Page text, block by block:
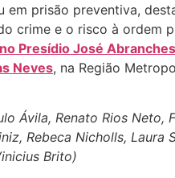
em prisão preventiva,
crime e o risco à ordem
no Presídio José
Neves, na Região
Ávila, Renato Rios Neto,
Rebeca Nicholls, Laura
Brito)